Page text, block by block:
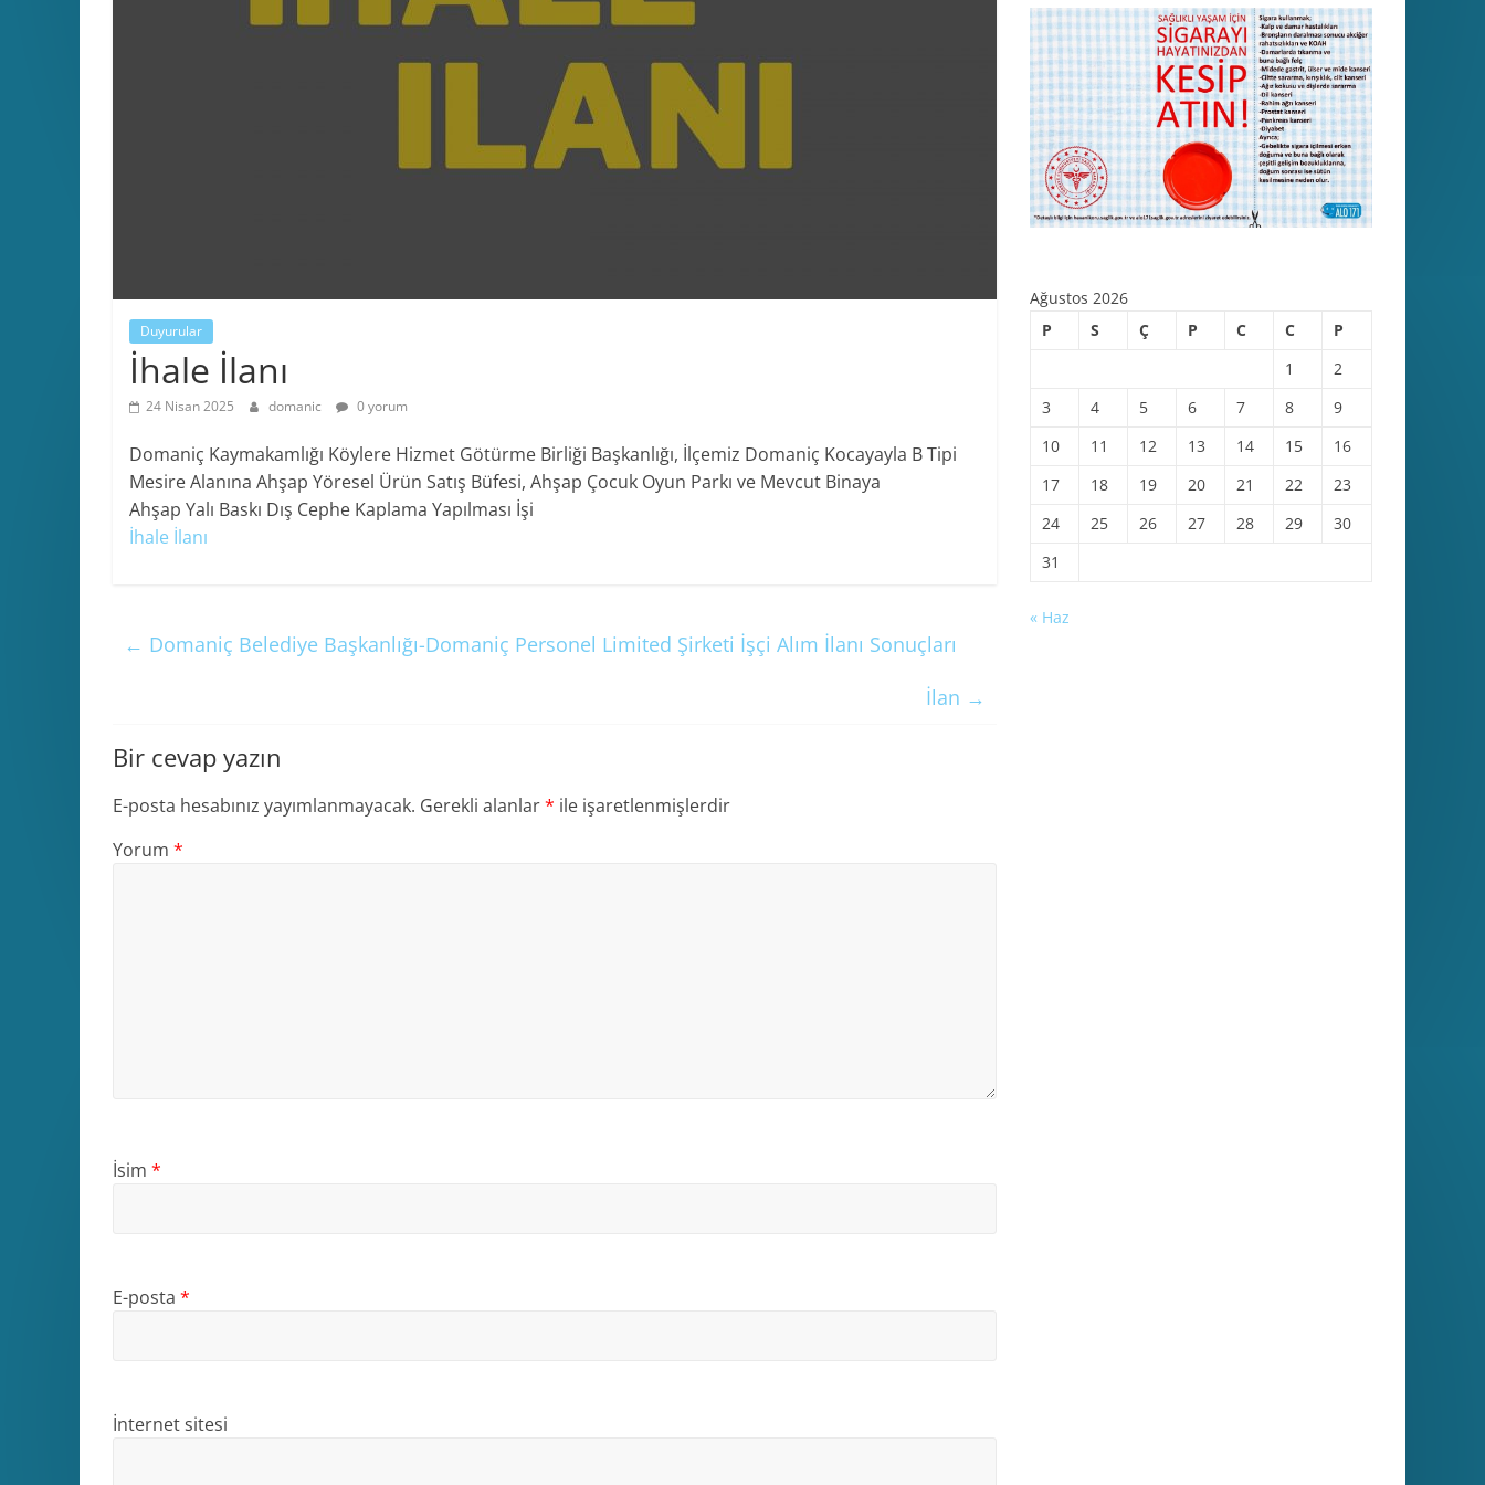
Duyurular
İhale İlanı
24 Nisan 2025 domanic 0 yorum
Domaniç Kaymakamlığı Köylere Hizmet Götürme Birliği Başkanlığı, İlçemiz Domaniç Kocayayla B Tipi
Mesire Alanına Ahşap Yöresel Ürün Satış Büfesi, Ahşap Çocuk Oyun Parkı ve Mevcut Binaya
Ahşap Yalı Baskı Dış Cephe Kaplama Yapılması İşi
İhale İlanı
← Domaniç Belediye Başkanlığı-Domaniç Personel Limited Şirketi İşçi Alım İlanı Sonuçları
İlan →
Bir cevap yazın
E-posta hesabınız yayımlanmayacak. Gerekli alanlar* ile işaretlenmişlerdir
Yorum *
İsim *
E-posta *
İnternet sitesi
Ağustos 2026
P
S Ç P C C
P
1
2
3
4 5 6 7 8
9
10
11 12 13 14 15
16
17
18 19 20 21 22
23
24
25 26 27 28 29
30
31
« Haz